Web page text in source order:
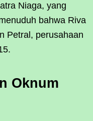
Niaga, yang
bahwa Riva
Petral, perusahaan
Oknum